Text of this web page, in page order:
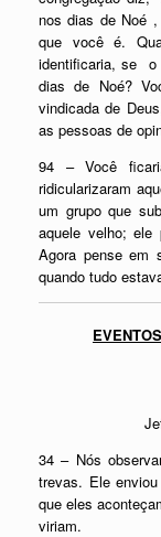
nos dias de Noé
que você é.
identificaria, se o
dias de Noé?
vindicada de
as pessoas de
94 – Você
ridicularizaram
um grupo que
aquele velho; ele
Agora pense em
quando tudo
34 – Nós
trevas. Ele
que eles
viriam.